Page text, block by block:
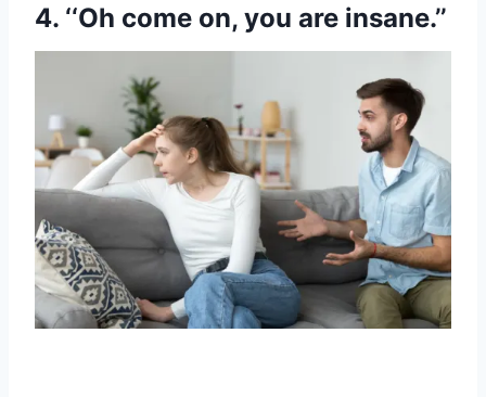
4. ‘‘Oh come on, you are insane.’’